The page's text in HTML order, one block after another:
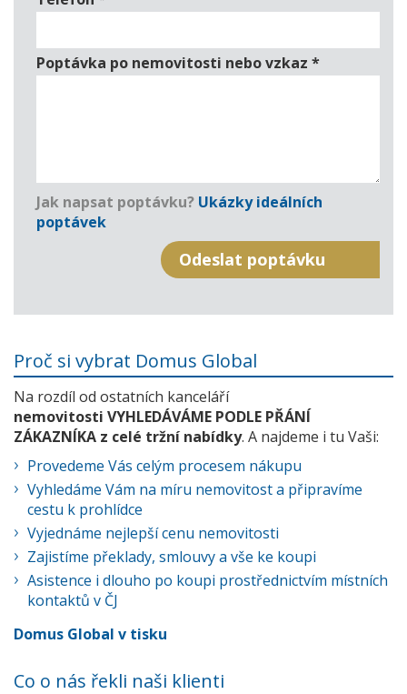
Poptávka po nemovitosti nebo vzkaz *
Jak napsat poptávku? Ukázky ideálních
poptávek
Proč si vybrat Domus Global
Na rozdíl od ostatních kanceláří
nemovitosti VYHLEDÁVÁME PODLE PŘÁNÍ
ZÁKAZNÍKA z celé tržní nabídky. A najdeme i tu Vaši:
Provedeme Vás celým procesem nákupu
Vyhledáme Vám na míru nemovitost a připravíme
cestu k prohlídce
Vyjednáme nejlepší cenu nemovitosti
Zajistíme překlady, smlouvy a vše ke koupi
Asistence i dlouho po koupi prostřednictvím místních
kontaktů v ČJ
Domus Global v tisku
Co o nás řekli naši klienti